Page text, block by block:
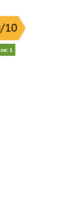
/10
1